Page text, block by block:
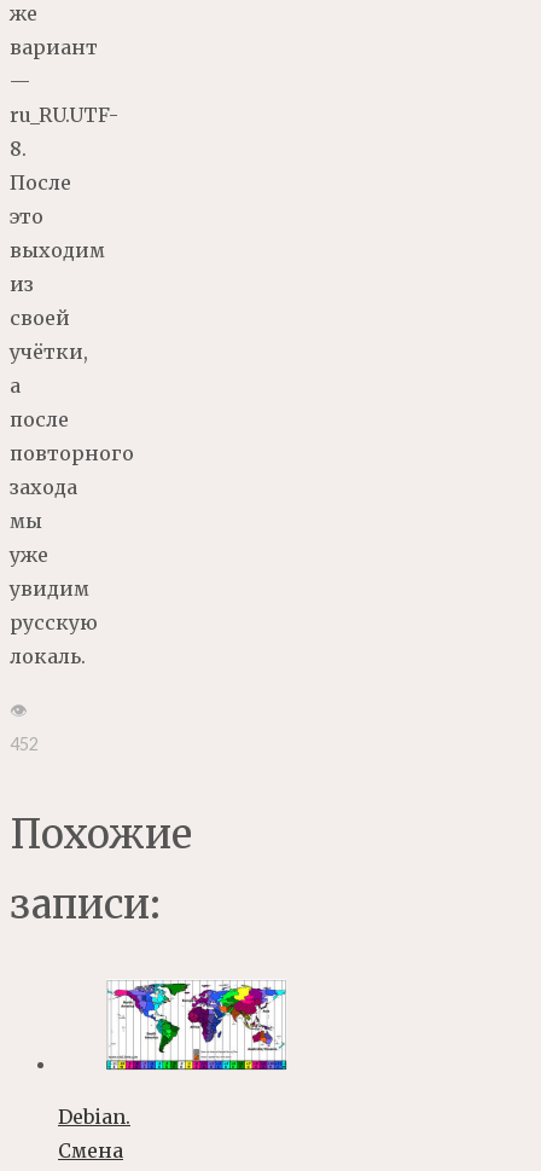
же
вариант
—
ru_RU.UTF-
8.
После
это
выходим
из
своей
учётки,
а
после
повторного
захода
мы
уже
увидим
русскую
локаль.
👁
452
Похожие
записи:
Debian.
Смена